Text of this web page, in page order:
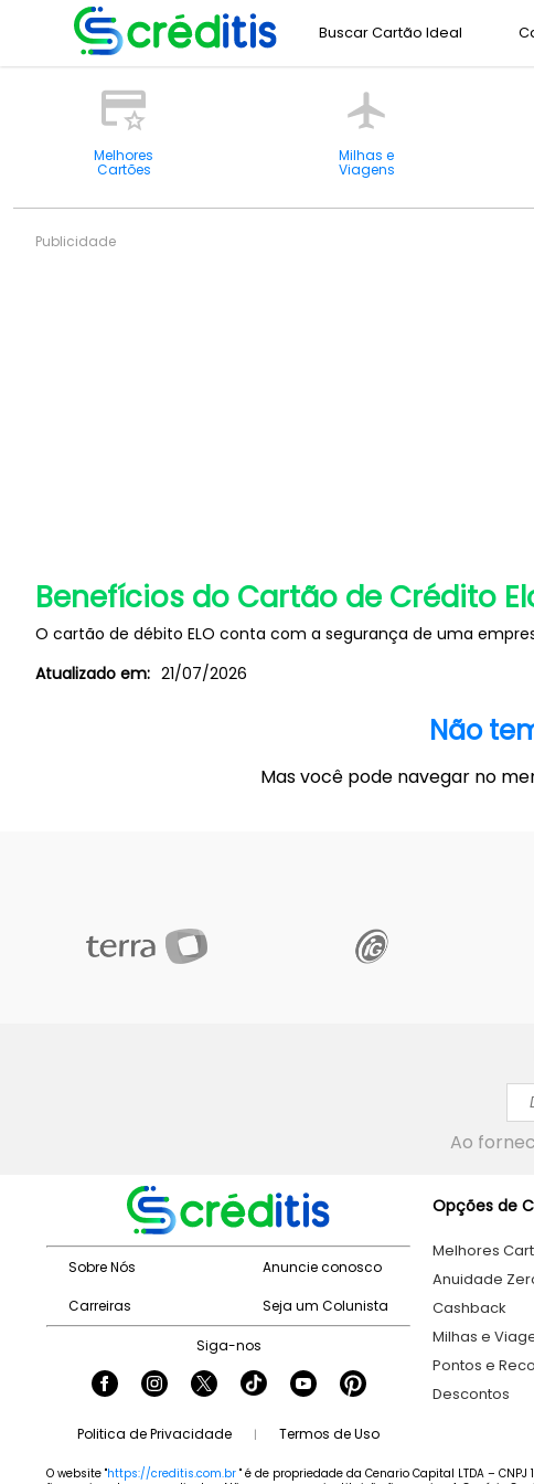
Buscar Cartão Ideal
Melhores
Cartões
Milhas e
Viagens
Publicidade
Benefícios do Cartão de Crédito
O cartão de débito ELO conta com a segurança de uma
Atualizado em: 21/07/2026
Não
Mas você pode navegar no
Ao
Sobre Nós
Carreiras
Anuncie conosco
Seja um Colunista
Siga-nos
Politica de Privacidade | Termos de Uso
Opções de
Melhores
Anuidade
Cashback
Milhas e
Pontos e
Descontos
O website "https://creditis.com.br " é de propriedade da Cenario Capital LTDA –